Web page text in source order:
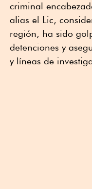
criminal
alias el Lic,
región, ha sido
detenciones y
y líneas de